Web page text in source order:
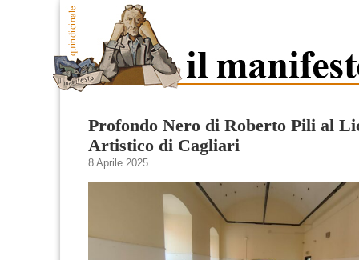
Profondo Nero di Roberto Pili al
Artistico di Cagliari
8 Aprile 2025